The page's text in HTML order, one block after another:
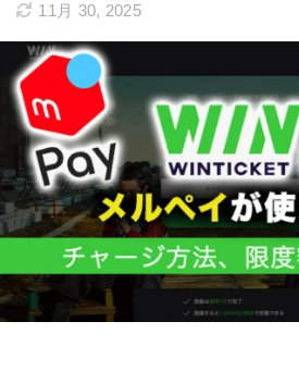
11月 30, 2025